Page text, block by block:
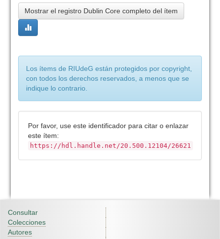
Mostrar el registro Dublin Core completo del ítem
Los ítems de RIUdeG están protegidos por copyright,
con todos los derechos reservados, a menos que se
indique lo contrario.
Por favor, use este identificador para citar o enlazar
este ítem:
https://hdl.handle.net/20.500.12104/26621
Consultar
Colecciones
Autores